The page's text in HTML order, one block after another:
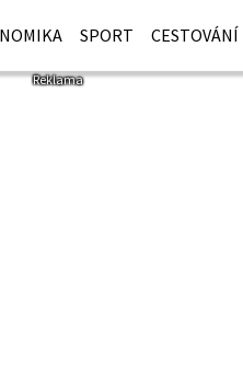
SPORT CESTOVÁNÍ